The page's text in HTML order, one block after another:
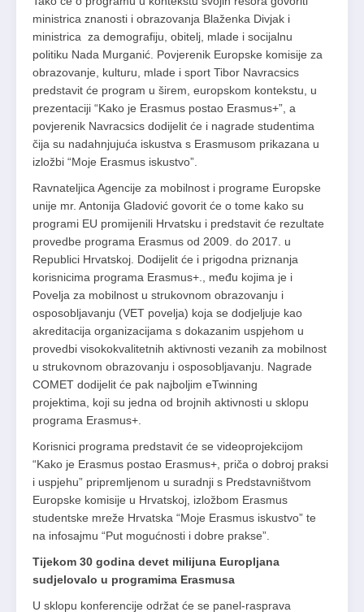
ministrica znanosti i obrazovanja Blaženka Divjak i
ministrica za demografiju, obitelj, mlade i socijalnu
politiku Nada Murganić. Povjerenik Europske komisije za
obrazovanje, kulturu, mlade i sport Tibor Navracsics
predstavit će program u širem, europskom kontekstu, u
prezentaciji “Kako je Erasmus postao Erasmus+”, a
povjerenik Navracsics dodijelit će i nagrade studentima
čija su nadahnjujuća iskustva s Erasmusom prikazana u
izložbi “Moje Erasmus iskustvo”.
Ravnateljica Agencije za mobilnost i programe Europske
unije mr. Antonija Gladović govorit će o tome kako su
programi EU promijenili Hrvatsku i predstavit će rezultate
provedbe programa Erasmus od 2009. do 2017. u
Republici Hrvatskoj. Dodijelit će i prigodna priznanja
korisnicima programa Erasmus+., među kojima je i
Povelja za mobilnost u strukovnom obrazovanju i
osposobljavanju (VET povelja) koja se dodjeljuje kao
akreditacija organizacijama s dokazanim uspjehom u
provedbi visokokvalitetnih aktivnosti vezanih za mobilnost
u strukovnom obrazovanju i osposobljavanju. Nagrade
COMET dodijelit će pak najboljim eTwinning
projektima, koji su jedna od brojnih aktivnosti u sklopu
programa Erasmus+.
Korisnici programa predstavit će se videoprojekcijom
“Kako je Erasmus postao Erasmus+, priča o dobroj praksi
i uspjehu” pripremljenom u suradnji s Predstavništvom
Europske komisije u Hrvatskoj, izložbom Erasmus
studentske mreže Hrvatska “Moje Erasmus iskustvo” te
na infosajmu “Put mogućnosti i dobre prakse”.
Tijekom 30 godina devet milijuna Europljana
sudjelovalo u programima Erasmusa
U sklopu konferencije održat će se panel-rasprava